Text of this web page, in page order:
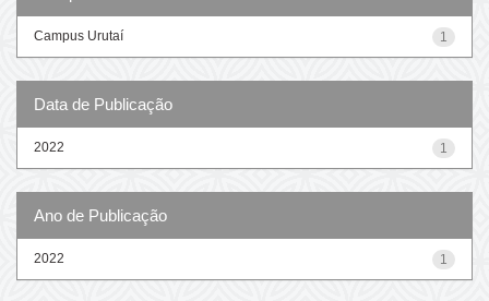
1
Campus Urutaí
Data de Publicação
1
2022
Ano de Publicação
1
2022